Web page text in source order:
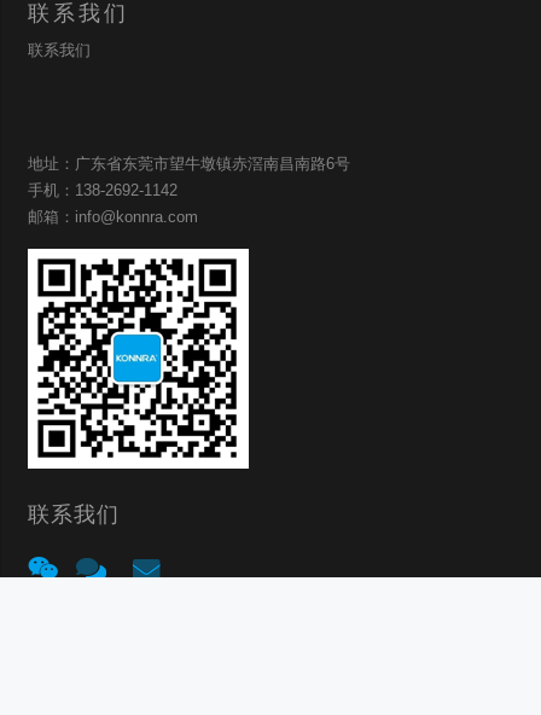
联系我们
联系我们
地址：广东省东莞市望牛墩镇赤滘南昌南路6号
手机：138-2692-1142
邮箱：info@konnra.com
联系我们